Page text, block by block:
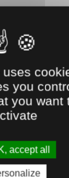
you
you want
accept all